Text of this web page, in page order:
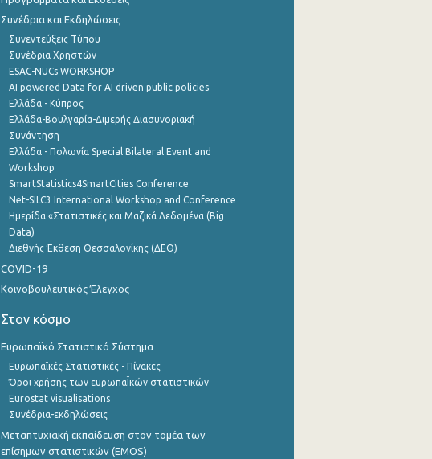
Συνέδρια και Εκδηλώσεις
Συνεντεύξεις Τύπου
Συνέδρια Χρηστών
ESAC-NUCs WORKSHOP
AI powered Data for AI driven public policies
Ελλάδα - Κύπρος
Ελλάδα-Βουλγαρία-Διμερής Διασυνοριακή
Συνάντηση
Ελλάδα - Πολωνία Special Bilateral Event and
Workshop
SmartStatistics4SmartCities Conference
Net-SILC3 International Workshop and Conference
Ημερίδα «Στατιστικές και Μαζικά Δεδομένα (Big
Data)
Διεθνής Έκθεση Θεσσαλονίκης (ΔΕΘ)
COVID-19
Κοινοβουλευτικός Έλεγχος
Στον κόσμο
Ευρωπαϊκό Στατιστικό Σύστημα
Ευρωπαϊκές Στατιστικές - Πίνακες
Όροι χρήσης των ευρωπαΪκών στατιστικών
Eurostat visualisations
Συνέδρια-εκδηλώσεις
Μεταπτυχιακή εκπαίδευση στον τομέα των
επίσημων στατιστικών (EMOS)